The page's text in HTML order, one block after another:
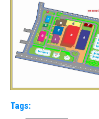
Tags: